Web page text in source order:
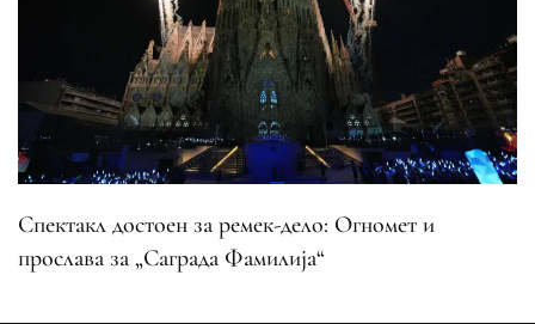
Спектакл достоен за ремек-дело: Огномет и
прослава за „Саграда Фамилија“